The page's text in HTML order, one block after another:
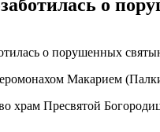
о
Макарием
храм Пресвятой